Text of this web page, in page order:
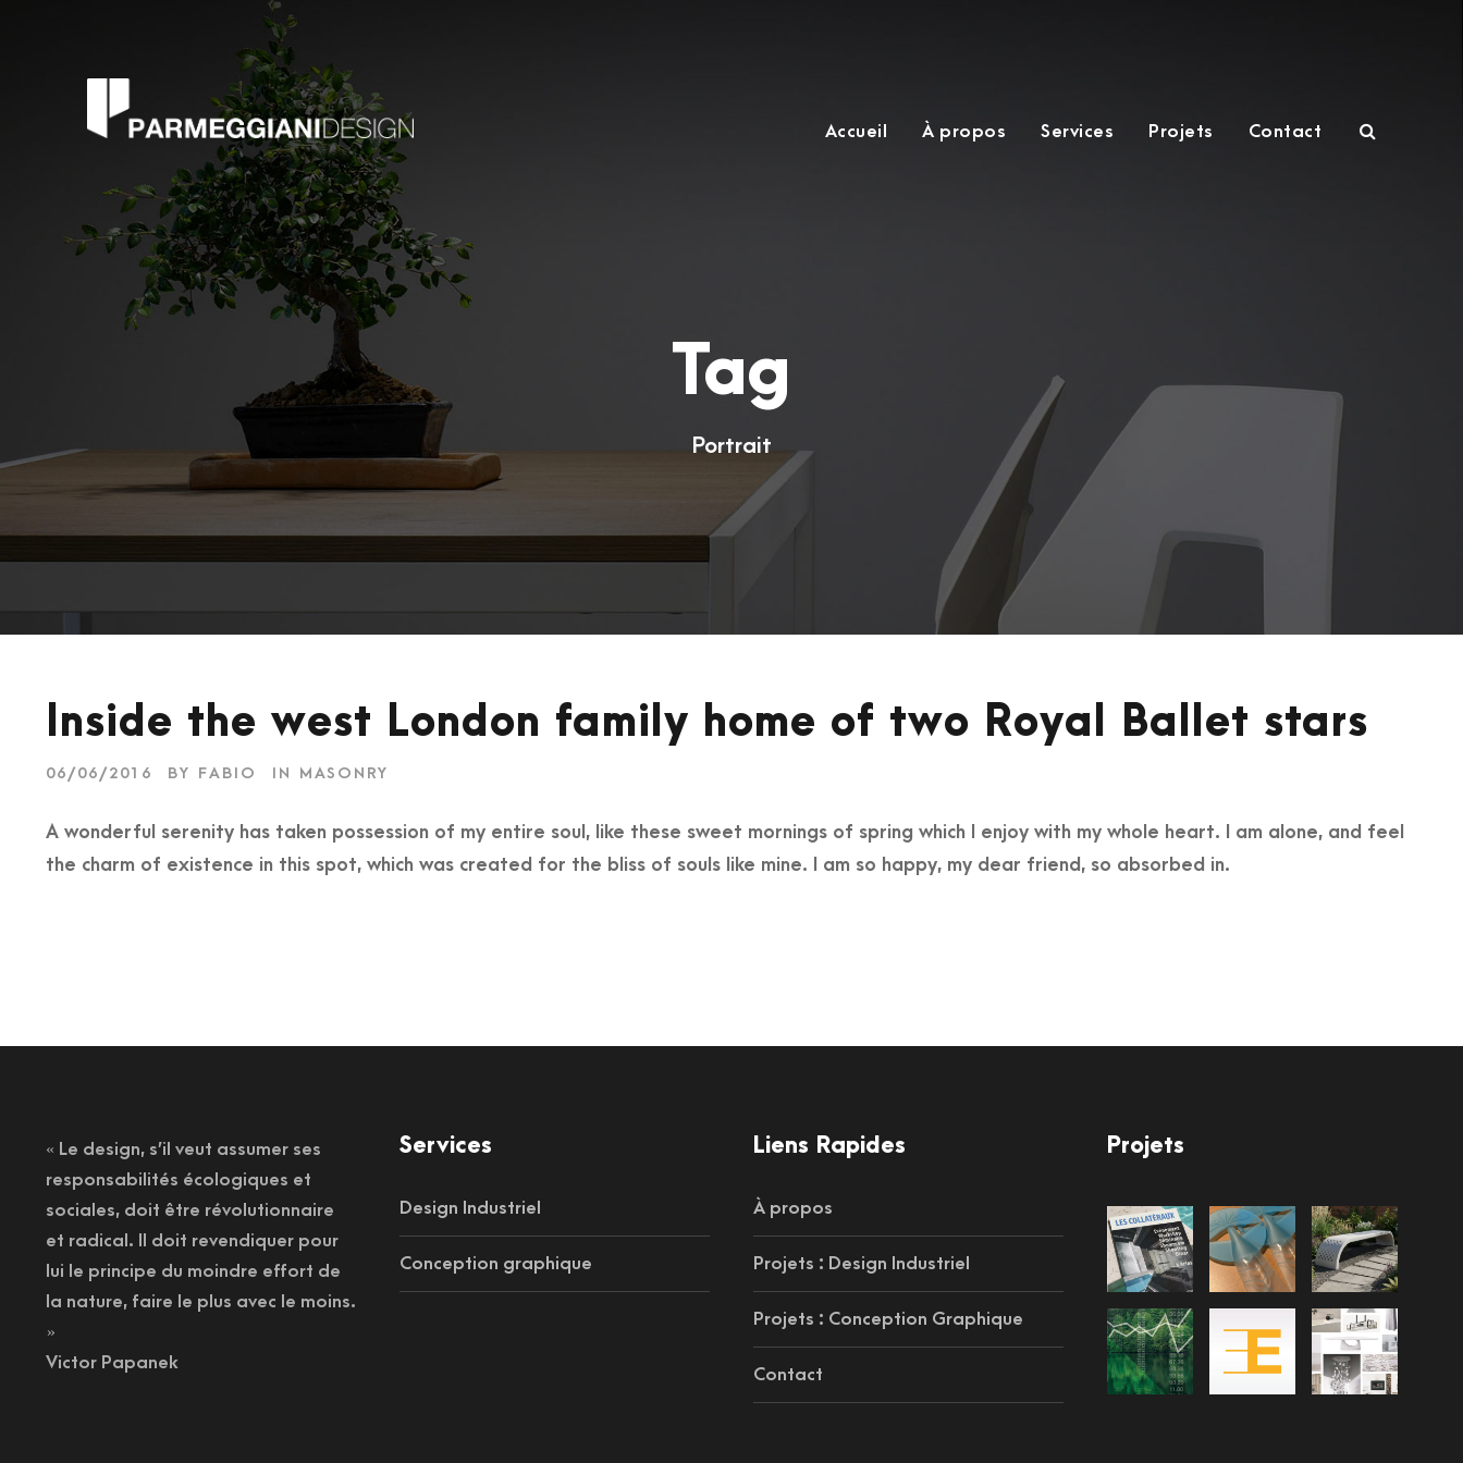
Accueil À propos Services Projets Contact
Tag
Portrait
Inside the west London family home of two Royal Ballet stars
06/06/2016 BY FABIO IN MASONRY
A wonderful serenity has taken possession of my entire soul, like these sweet mornings of spring which I enjoy with my whole heart. I am alone, and feel
the charm of existence in this spot, which was created for the bliss of souls like mine. I am so happy, my dear friend, so absorbed in.
« Le design, s’il veut assumer ses
responsabilités écologiques et
sociales, doit être révolutionnaire
et radical. Il doit revendiquer pour
lui le principe du moindre effort de
la nature, faire le plus avec le moins.
»
Victor Papanek
Services
Design Industriel
Conception graphique
Liens Rapides
À propos
Projets : Design Industriel
Projets : Conception Graphique
Contact
Projets